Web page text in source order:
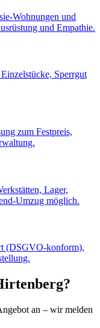
Wohnungen und
und Empathie.
Sperrgut
zum Festpreis,
Lager,
Umzug möglich.
(DSGVO-konform),
?
an – wir melden